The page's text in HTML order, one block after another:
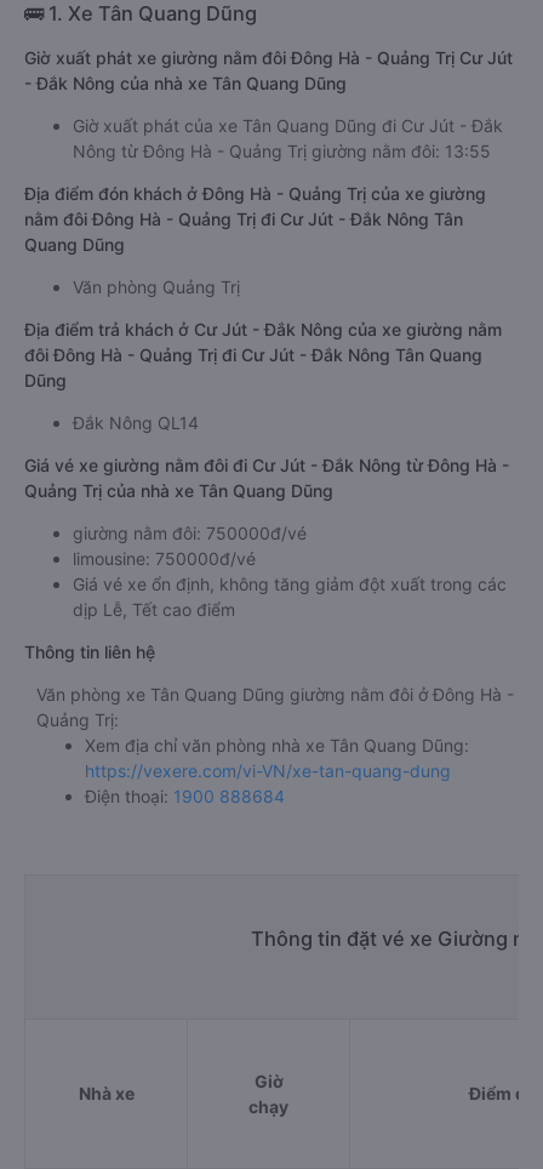
🚌 1. Xe Tân Quang Dũng
Giờ xuất phát xe giường nằm đôi Đông Hà - Quảng Trị Cư Jút
- Đắk Nông của nhà xe Tân Quang Dũng
Giờ xuất phát của xe Tân Quang Dũng đi Cư Jút - Đắk
Nông từ Đông Hà - Quảng Trị giường nằm đôi: 13:55
Địa điểm đón khách ở Đông Hà - Quảng Trị của xe giường
nằm đôi Đông Hà - Quảng Trị đi Cư Jút - Đắk Nông Tân
Quang Dũng
Văn phòng Quảng Trị
Địa điểm trả khách ở Cư Jút - Đắk Nông của xe giường nằm
đôi Đông Hà - Quảng Trị đi Cư Jút - Đắk Nông Tân Quang
Dũng
Đắk Nông QL14
Giá vé xe giường nằm đôi đi Cư Jút - Đắk Nông từ Đông Hà -
Quảng Trị của nhà xe Tân Quang Dũng
giường nằm đôi: 750000đ/vé
limousine: 750000đ/vé
Giá vé xe ổn định, không tăng giảm đột xuất trong các
dịp Lễ, Tết cao điểm
Thông tin liên hệ
Văn phòng xe Tân Quang Dũng giường nằm đôi ở Đông Hà -
Quảng Trị:
Xem địa chỉ văn phòng nhà xe Tân Quang Dũng:
https://vexere.com/vi-VN/xe-tan-quang-dung
Điện thoại: 1900 888684
Thông tin đặt vé xe Giường
Nhà xe
Giờ
chạy
Điểm đi